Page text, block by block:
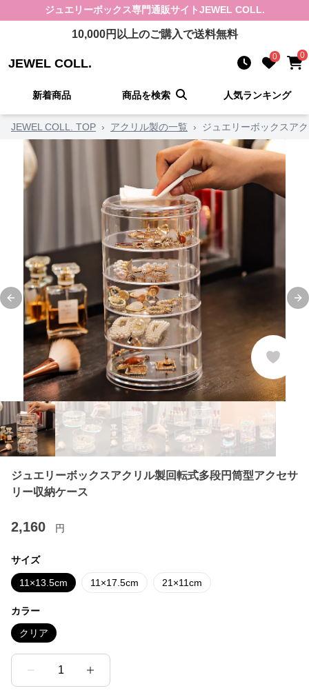
ジュエリーボックス専門通販サイトJEWEL COLL.
10,000円以上のご購入で送料無料
JEWEL COLL. 0 0
新着商品 商品を検索 人気ランキング
JEWEL COLL. TOP › アクリル製の一覧 › ジュエリーボックスア
Previous slide
ジュエリーボックスアクリル製回転式多段円筒型アクセサ
リー収納ケース
2,160 円
サイズ
11×13.5cm 11×17.5cm 21×11cm
カラー
クリア
1